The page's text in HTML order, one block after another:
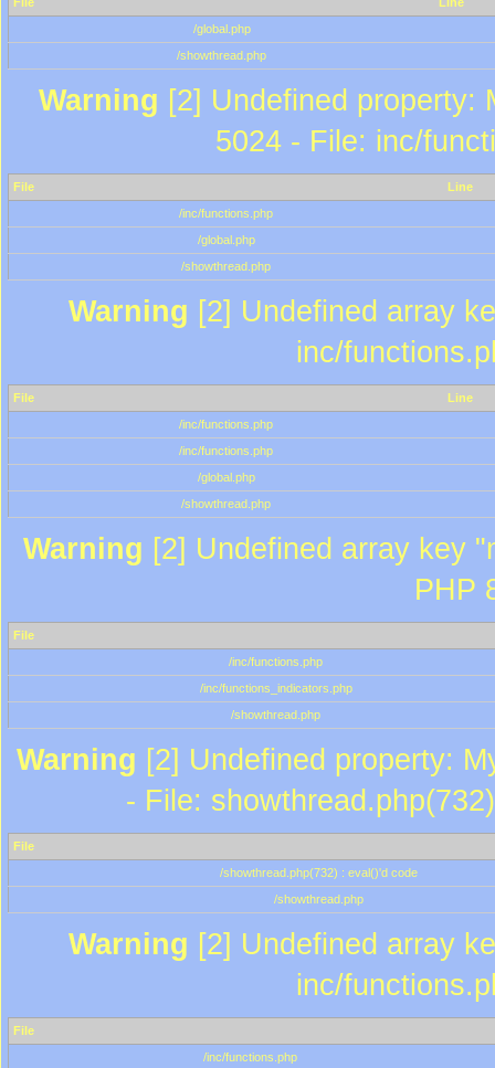
/global.php
/showthread.php
Warning [2] Undefined property:
5024 - File: inc/
File
Line
/inc/functions.php
/global.php
/showthread.php
Warning [2] Undefined array
inc/
File
Line
/inc/functions.php
/inc/functions.php
/global.php
/showthread.php
Warning [2] Undefined array key
PHP
File
/inc/functions.php
/inc/functions_indicators.php
/showthread.php
Warning [2] Undefined property:
- File:
File
/showthread.php(732) : eval()'d code
/showthread.php
Warning [2] Undefined array
inc/
File
/inc/functions.php